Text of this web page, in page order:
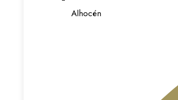
Alhocén